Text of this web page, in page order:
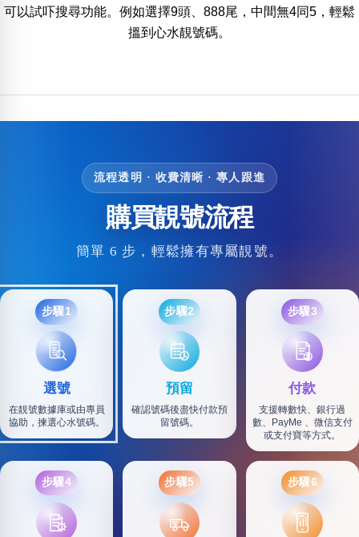
可以試吓搜尋功能。例如選擇9頭、888尾，中間無4同5，輕鬆
搵到心水靚號碼。
流程透明 · 收費清晰 · 專人跟進
購買靚號流程
簡單 6 步，輕鬆擁有專屬靚號。
步驟1
選號
在靚號數據庫或由專員
協助，揀選心水號碼。
步驟2
預留
確認號碼後盡快付款預
留號碼。
步驟3
付款
支援轉數快、銀行過
數、PayMe 、微信支付
或支付寶等方式。
步驟4 步驟5
SF
步驟6